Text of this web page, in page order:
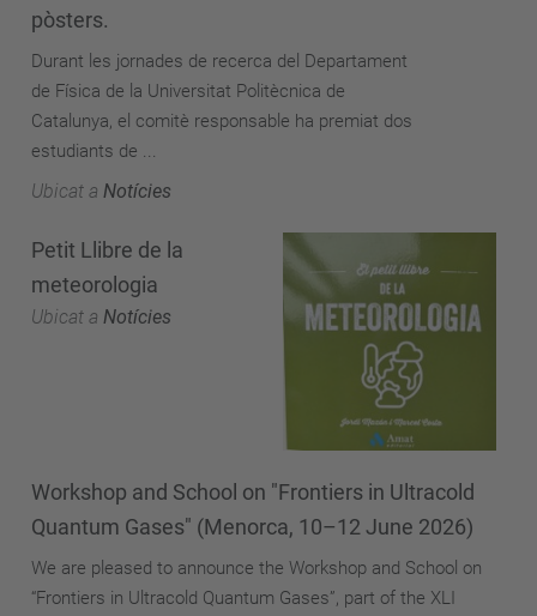
pòsters.
Durant les jornades de recerca del Departament
de Física de la Universitat Politècnica de
Catalunya, el comitè responsable ha premiat dos
estudiants de ...
Ubicat a Notícies
Petit Llibre de la
meteorologia
Ubicat a Notícies
Workshop and School on "Frontiers in Ultracold
Quantum Gases" (Menorca, 10–12 June 2026)
We are pleased to announce the Workshop and School on
“Frontiers in Ultracold Quantum Gases”, part of the XLI